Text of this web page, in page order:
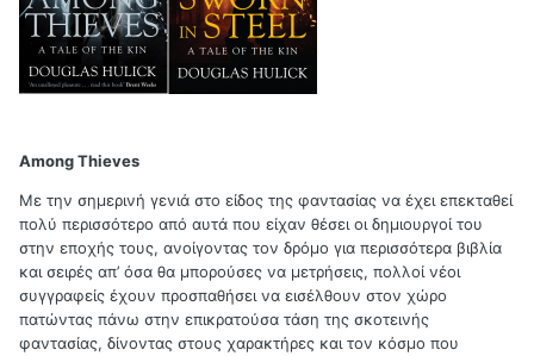
AmongThieves
Με την σημερινή γενιά στο είδος της φαντασίας να έχει επεκταθεί
πολύ περισσότερο από αυτά που είχαν θέσει οι δημιουργοί του
στην εποχής τους, ανοίγοντας τον δρόμο για περισσότερα βιβλία
και σειρές απ’ όσα θα μπορούσες να μετρήσεις, πολλοί νέοι
συγγραφείς έχουν προσπαθήσει να εισέλθουν στον χώρο
πατώντας πάνω στην επικρατούσα τάση της σκοτεινής
φαντασίας, δίνοντας στους χαρακτήρες και τον κόσμο που